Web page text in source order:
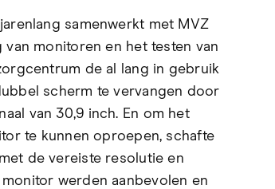
samenwerkt met MVZ
monitoren en het testen van
de al lang in gebruik
scherm te vervangen door
van 30,9 inch. En om het
te kunnen oproepen, schafte
de vereiste resolutie en
werden aanbevolen en